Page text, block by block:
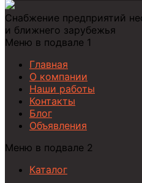
Снабжение предприятий
и ближнего зарубежья
Меню в подвале 1
Главная
О компании
Наши работы
Контакты
Блог
Объявления
Меню в подвале 2
Каталог